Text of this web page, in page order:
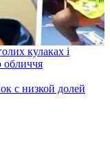
кулаках і
обличчя
с низкой долей